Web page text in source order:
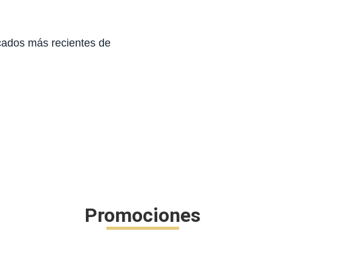
más recientes de
Promociones